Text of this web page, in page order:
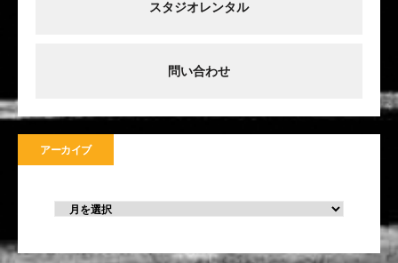
スタジオレンタル
問い合わせ
アーカイブ